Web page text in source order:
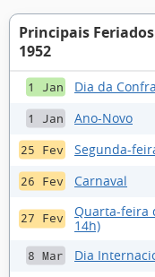
Principais
1952
1 Jan Dia da
1 Jan Ano-Novo
25 Fev Segunda-
26 Fev Carnaval
27 Fev
Quarta-feira
14h)
8 Mar Dia